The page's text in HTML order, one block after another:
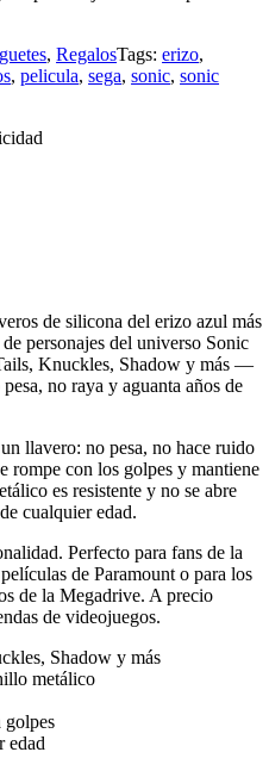
,RegalosTags:erizo,
,pelicula,sega,sonic,sonic
de silicona del erizo azul más
personajes del universo Sonic
Knuckles, Shadow y más —
no raya y aguanta años de
llavero: no pesa, no hace ruido
rompe con los golpes y mantiene
es resistente y no se abre
cualquier edad.
Perfecto para fans de la
de Paramount o para los
de la Megadrive. A precio
de videojuegos.
Shadow y más
metálico
golpes
edad